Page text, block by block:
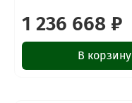
1 236 668 ₽
В корзину